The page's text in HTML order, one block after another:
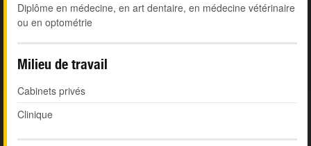
Diplôme en médecine, en art dentaire, en médecine vétérinaire
ou en optométrie
Milieu de travail
Cabinets privés
Clinique